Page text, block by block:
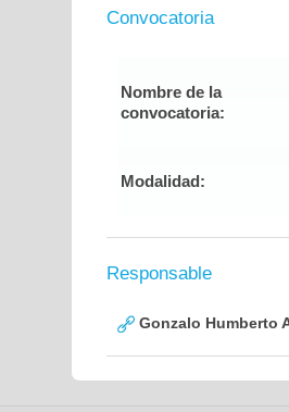
Convocatoria
Nombre de la
convocatoria:
Modalidad:
Responsable
Gonzalo Humberto